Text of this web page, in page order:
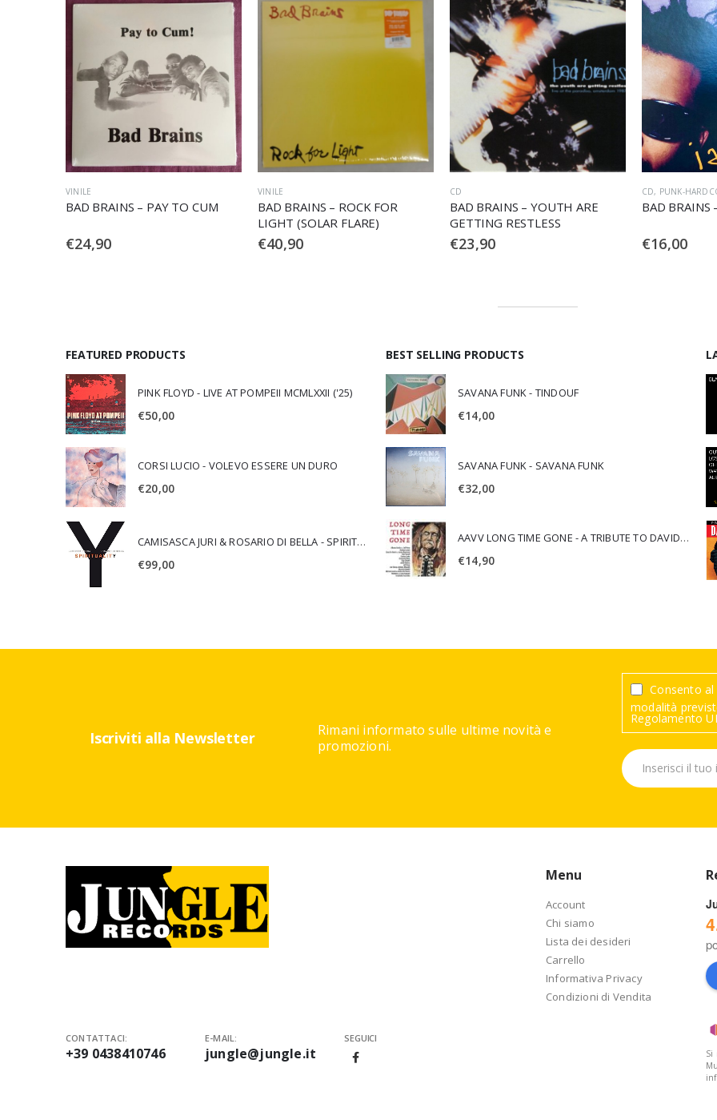
VINILE
BAD BRAINS – ROCK FOR
€40,90
CD
BAD BRAINS – YOUTH ARE
GETTING RESTLESS
€23,90
CD
BAD BRAINS – I AGAINST I
€16,00
CD
BAD BRAINS
€17,90
FEATURED PRODUCTS
PINK FLOYD - LIVE AT POMPEII MCMLXXII ('25)
€50,00
CORSI LUCIO - VOLEVO ESSERE UN DURO
€20,00
CAMISASCA JURI & ROSARIO DI BELLA - SPIRITUALITY
€99,00
BEST SELLING PRODUCTS
SAVANA FUNK - TINDOUF
€14,00
SAVANA FUNK - SAVANA FUNK
€32,00
AAVV LONG TIME GONE - A TRIBUTE TO DAVID CROSBY
€14,90
Iscriviti alla Newsletter
Rimani informato sulle ultime novità e
promozioni.
Consento
modalità
Regolamento
CONTATTACI:
+39 0438410746
E-MAIL:
jungle@jungle.it
SEGUICI
Menu
Account
Chi siamo
Lista dei desideri
Carrello
Informativa Privacy
Condizioni di Vendita
Si